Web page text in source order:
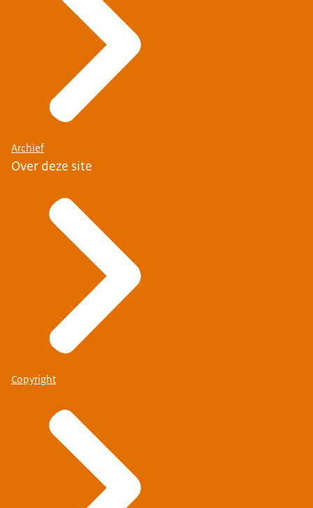
Archief
Over deze site
Copyright